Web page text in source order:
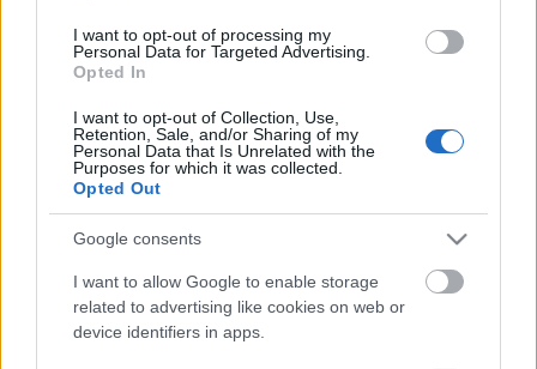
I want to opt-out of processing my
Personal Data for Targeted Advertising.
Opted In
I want to opt-out of Collection, Use,
Retention, Sale, and/or Sharing of my
Personal Data that Is Unrelated with the
Purposes for which it was collected.
Opted Out
Google consents
I want to allow Google to enable storage
related to advertising like cookies on web or
device identifiers in apps.
Kiterített állatok
zaphodbb•2011. február 28.
Ha épp szőnyegválasztás előtt állnátok, nem kellene
tovább keresgélni. Ezek a szőnyegek a
tökéletesebbnél is tökéletesebben illenek egy ...
Az igazi puzzle kanapé
szuperapu 2011. február 28.